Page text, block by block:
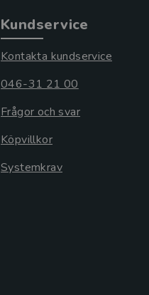
Kundservice
Kontakta kundservice
046-31 21 00
Frågor och svar
Köpvillkor
Systemkrav